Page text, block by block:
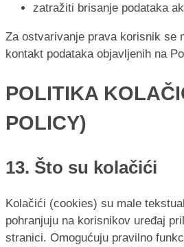
zatražiti brisanje podataka
Za ostvarivanje prava korisnik se
kontakt podataka objavljenih na
POLITIKA
POLICY)
13. Što su kolačići
Kolačići (cookies) su male
pohranjuju na korisnikov uređaj
stranici. Omogućuju pravilno